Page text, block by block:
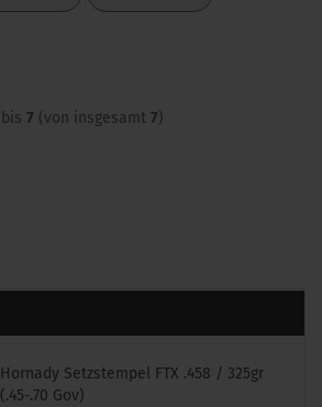
bis 7 (von insgesamt 7)
Hornady Setzstempel FTX .458 / 325gr
(.45-.70 Gov)